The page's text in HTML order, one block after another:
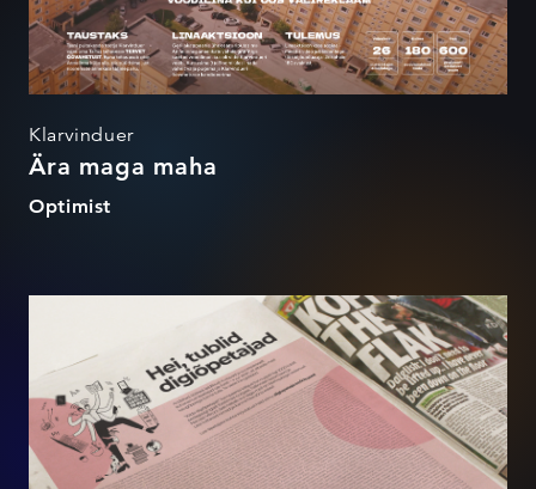
Klarvinduer
Ära maga maha
Optimist
Kiida digiõpetajat